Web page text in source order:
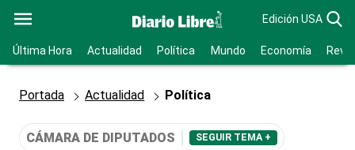
Edición USA
Última Hora Actualidad Política Mundo Economía
Portada Actualidad Política
CÁMARA DE DIPUTADOS SEGUIR TEMA +